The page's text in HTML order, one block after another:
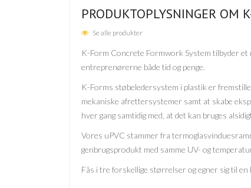
PRODUKTOPLYSNINGER OM
Se alle produkter
K-Form Concrete Formwork System tilbyder
entreprenørerne både tid og penge.
K-Forms støbeledersystem i plastik er
mekaniske afrettersystemer samt at skabe
hver gang samtidig med, at det kan bruges
Vores uPVC stammer fra
genbrugsprodukt med samme UV- og
Fås i tre forskellige størrelser og egner sig til en